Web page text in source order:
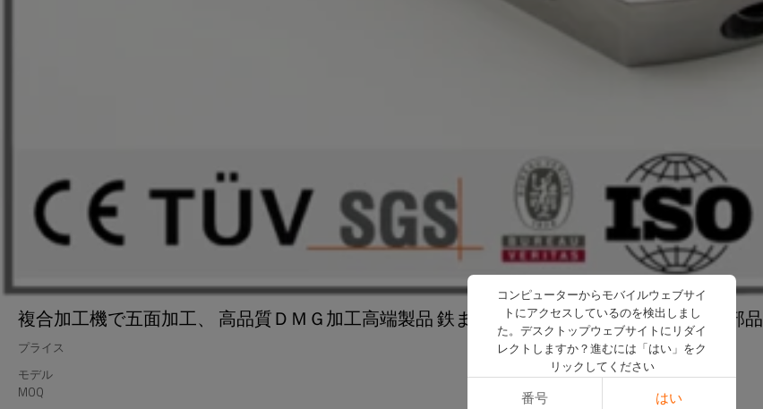
複合加工機で五面加工、 高品質ＤＭＧ加工高端製品 鉄またステンレス部品 旋盤加工精密部品
プライス
モデル
MOQ
コンピューターからモバイルウェブサイ
トにアクセスしているのを検出しまし
た。デスクトップウェブサイトにリダイ
レクトしますか？進むには「はい」をク
リックしてください
番号 はい